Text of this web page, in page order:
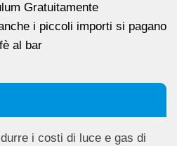
Gratuitamente
i piccoli importi si pagano
al bar
i costi di luce e gas di